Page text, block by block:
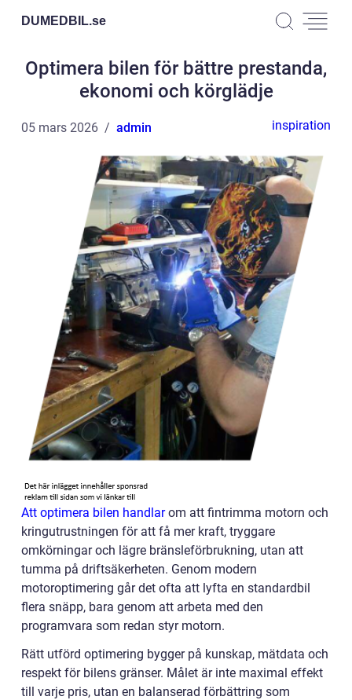
DUMEDBIL.se
Optimera bilen för bättre prestanda,
ekonomi och körglädje
05 mars 2026 admin inspiration
Att optimera bilen handlarom att fintrimma motorn och
kringutrustningen för att få mer kraft, tryggare
omkörningar och lägre bränsleförbrukning, utan att
tumma på driftsäkerheten. Genom modern
motoroptimering går det ofta att lyfta en standardbil
flera snäpp, bara genom att arbeta med den
programvara som redan styr motorn.
Rätt utförd optimering bygger på kunskap, mätdata och
respekt för bilens gränser. Målet är inte maximal effekt
till varje pris, utan en balanserad förbättring som